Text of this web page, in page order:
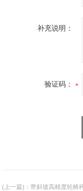
补充说明：
验证码：
(上一篇) ： 带斜坡高精度轮椅